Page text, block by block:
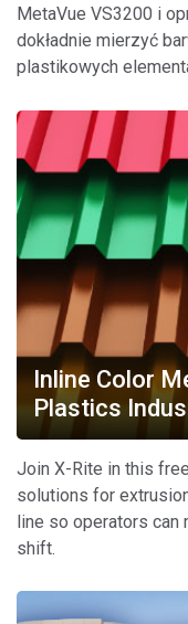
MetaVue VS3200 i
dokładnie mierzyć
plastikowych
Inline Color
Plastics
Join X-Rite in this
solutions for
line so operators
shift.